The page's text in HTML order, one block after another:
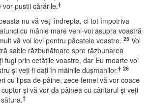
pustii cărările.†
nu vă veţi îndrepta, ci tot împotriva
atunci cu mânie mare veni-voi asupra voastră
vă voi lovi pentru păcatele voastre. 25 Voi
sabie răzbunătoare spre răzbunarea
fugi prin cetăţile voastre, dar Eu moarte voi
şi veţi fi daţi în mâinile duşmanilor.† 26
cu lipsa de pâine, zece femei vă vor coace
cuptor şi vă vor da pâinea cu cântarul şi veţi
†